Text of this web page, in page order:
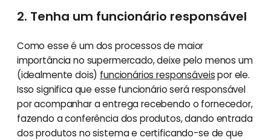
2. Tenha um funcionário responsável
Como esse é um dos processos de maior
importância no supermercado, deixe pelo menos um
(idealmente dois) funcionários responsáveispor ele.
Isso significa que esse funcionário será responsável
por acompanhar a entrega recebendo o fornecedor,
fazendo a conferência dos produtos, dando entrada
dos produtos no sistema e certificando-se de que